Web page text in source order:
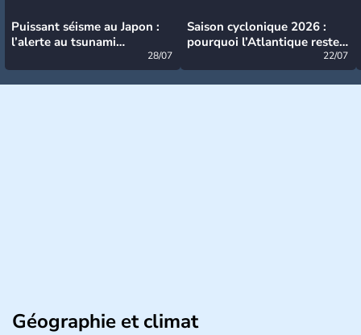
Puissant séisme au Japon :
l’alerte au tsunami
28/07
Saison cyclonique 2026 :
pourquoi l’Atlantique reste
22/07
Géographie et climat